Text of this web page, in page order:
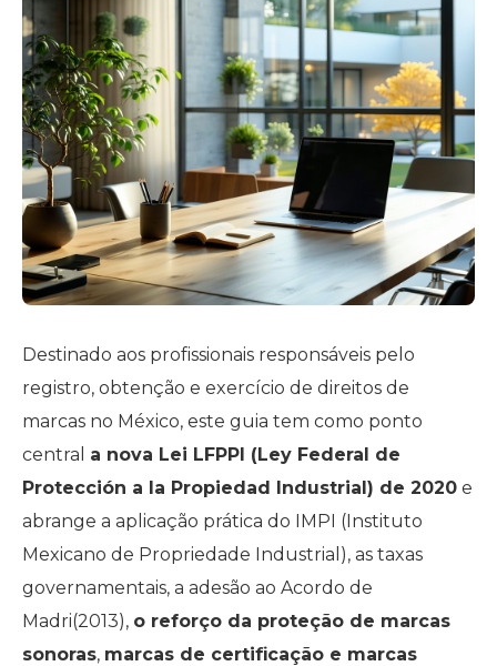
Destinado aos profissionais responsáveis pelo
registro, obtenção e exercício de direitos de
marcas no México, este guia tem como ponto
central a nova Lei LFPPI (Ley Federal de
Protección a la Propiedad Industrial) de 2020 e
abrange a aplicação prática do IMPI (Instituto
Mexicano de Propriedade Industrial), as taxas
governamentais, a adesão ao Acordo de
Madri(2013), o reforço da proteção de marcas
sonoras, marcas de certificação e marcas